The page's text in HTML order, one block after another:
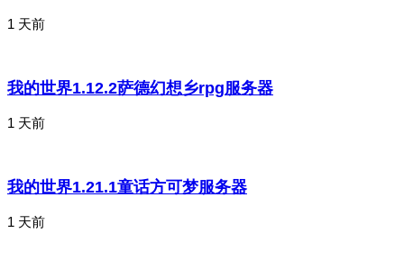
1 天前
我的世界1.12.2萨德幻想乡rpg服务器
1 天前
我的世界1.21.1童话方可梦服务器
1 天前